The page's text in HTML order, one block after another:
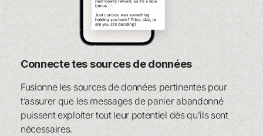
Connecte tes sources de données
Fusionne les sources de données pertinentes pour
t’assurer que les messages de panier abandonné
puissent exploiter tout leur potentiel dès qu’ils sont
nécessaires.